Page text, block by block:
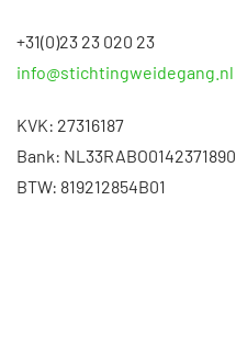
+31(0)23 23 020 23
info@stichtingweidegang.nl
KVK: 27316187
Bank: NL33RABO0142371890
BTW: 819212854B01